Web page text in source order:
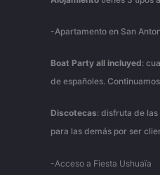
-Apartamento en San
Boat Party all incluyed:
de españoles.
Discotecas: disfruta de
para las demás por ser
-Acceso a Fiesta Ushuaïa